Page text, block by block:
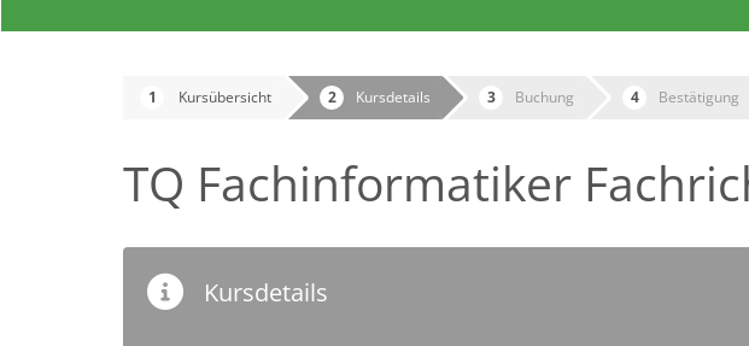
Kursübersicht Kursdetails Buchung Bestätigung
TQ Fachinformatiker
Kursdetails